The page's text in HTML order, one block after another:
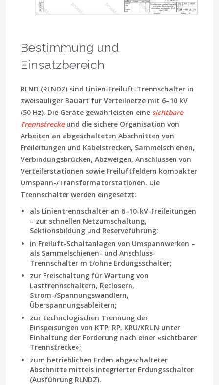
Bestimmung und
Einsatzbereich
RLND (RLNDZ) sind Linien-Freiluft-Trennschalter in
zweisäuliger Bauart für Verteilnetze mit 6–10 kV
(50 Hz). Die Geräte gewährleisten eine sichtbare
Trennstreckeund die sichere Organisation von
Arbeiten an abgeschalteten Abschnitten von
Freileitungen und Kabelstrecken, Sammelschienen,
Verbindungsbrücken, Abzweigen, Anschlüssen von
Verteilerstationen sowie Freiluftfeldern kompakter
Umspann-/Transformatorstationen. Die
Trennschalter werden eingesetzt:
als Linientrennschalter an 6–10-kV-Freileitungen
– zur schnellen Netzumschaltung,
Sektionsbildung und Reserveführung;
in Freiluft-Schaltanlagen von Umspannwerken –
als Sammelschienen- und Anschluss-
Trennschalter mit/ohne Erdungsschalter;
zur Freischaltung für Wartung von
Lasttrennschaltern, Reclosern,
Strom-/Spannungswandlern,
Überspannungsableitern;
zur technologischen Trennung der
Einspeisungen von KTP, RP, KRU/KRUN unter
Einhaltung der Forderung nach einer «sichtbaren
Trennstrecke»;
zum betrieblichen Erden abgeschalteter
Abschnitte mittels integrierter Erdungsschalter
(Ausführung RLNDZ).